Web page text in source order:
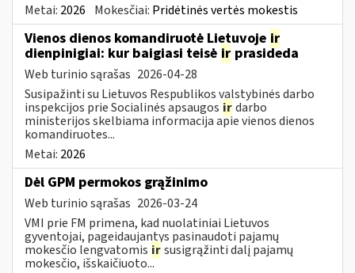
Metai: 2026 Mokesčiai: Pridėtinės vertės mokestis
Vienos dienos komandiruotė Lietuvoje ir
dienpinigiai: kur baigiasi teisė ir prasideda
Web turinio sąrašas 2026-04-28
Susipažinti su Lietuvos Respublikos valstybinės darbo
inspekcijos prie Socialinės apsaugos irdarbo
ministerijos skelbiama informacija apie vienos dienos
komandiruotes...
Metai: 2026
Dėl GPM permokos grąžinimo
Web turinio sąrašas 2026-03-24
VMI prie FM primena, kad nuolatiniai Lietuvos
gyventojai, pageidaujantys pasinaudoti pajamų
mokesčio lengvatomis irsusigrąžinti dalį pajamų
mokesčio, išskaičiuoto...